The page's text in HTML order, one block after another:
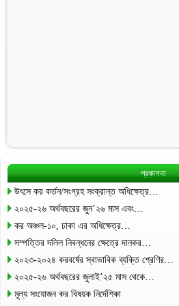
প্রকাশনা
উৎসে কর কর্তন/সংগ্রহ সংক্রান্ত অধিক্ষেত্র…
২০২৫-২৬ অর্থবছরের জুন’২৬ মাস এবং…
কর অঞ্চল-১০, ঢাকা এর অধিক্ষেত্র…
সম্পত্তির দলিল নিবন্ধনের ক্ষেত্রে দানকর…
২০২৩-২০২৪ করবর্ষের স্বাভাবিক ব্যক্তি শ্রেণির…
২০২৫-২৬ অর্থবছরের জুলাই’২৫ মাস থেকে…
মূল্য সংযোজন কর বিষয়ক নির্দেশিকা